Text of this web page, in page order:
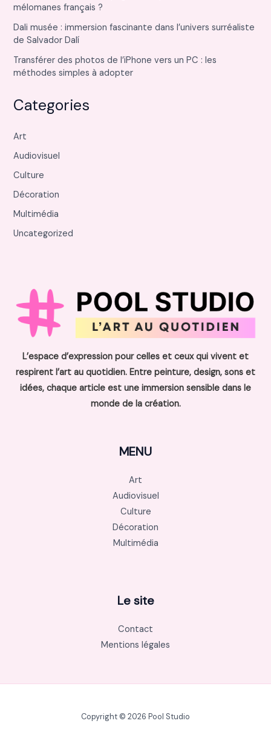
mélomanes français ?
Dali musée : immersion fascinante dans l’univers surréaliste
de Salvador Dalí
Transférer des photos de l’iPhone vers un PC : les
méthodes simples à adopter
Categories
Art
Audiovisuel
Culture
Décoration
Multimédia
Uncategorized
L’espace d’expression pour celles et ceux qui vivent et
respirent l’art au quotidien. Entre peinture, design, sons et
idées, chaque article est une immersion sensible dans le
monde de la création.
MENU
Art
Audiovisuel
Culture
Décoration
Multimédia
Le site
Contact
Mentions légales
Copyright © 2026 Pool Studio